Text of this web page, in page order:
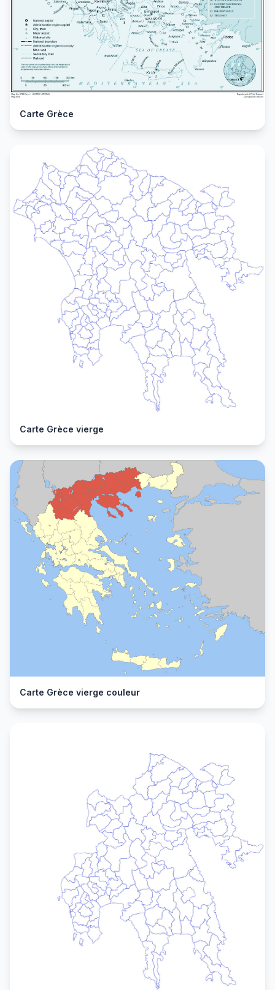
Carte Grèce
Carte Grèce vierge
Carte Grèce vierge couleur